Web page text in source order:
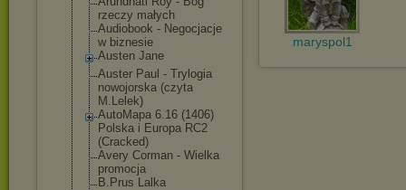
rzeczy małych
Audiobook - Negocjacje
w biznesie
Austen Jane
Auster Paul - Trylogia
nowojorska (czyta
M.Lelek)
AutoMapa 6.16 (1406)
Polska i Europa RC2
(Cracked)
Avery Corman - Wielka
promocja
B.Prus Lalka
maryspol1